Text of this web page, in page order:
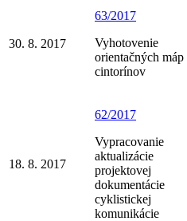
30. 8. 2017
63/2017
Vyhotovenie
orientačných máp
cintorínov
18. 8. 2017
62/2017
Vypracovanie
aktualizácie
projektovej
dokumentácie
cyklistickej
komunikácie